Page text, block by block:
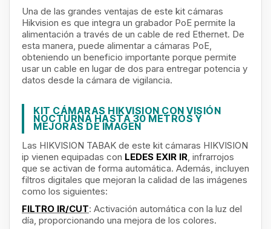
Una de las grandes ventajas de este kit cámaras
Hikvision es que integra un grabador PoE permite la
alimentación a través de un cable de red Ethernet. De
esta manera, puede alimentar a cámaras PoE,
obteniendo un beneficio importante porque permite
usar un cable en lugar de dos para entregar potencia y
datos desde la cámara de vigilancia.
KIT CÁMARAS HIKVISION CON VISIÓN
NOCTURNA HASTA 30 METROS Y
MEJORAS DE IMAGEN
Las HIKVISION TABAK de este kit cámaras HIKVISION
ip vienen equipadas con LEDES EXIR IR, infrarrojos
que se activan de forma automática. Además, incluyen
filtros digitales que mejoran la calidad de las imágenes
como los siguientes:
FILTRO IR/CUT: Activación automática con la luz del
día, proporcionando una mejora de los colores.